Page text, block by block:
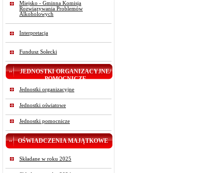
Miejsko - Gminna Komisja
Rozwiązywania Problemów
Alkoholowych
Interpretacja
Fundusz Sołecki
JEDNOSTKI ORGANIZACYJNE/
POMOCNICZE
Jednostki organizacyjne
Jednostki oświatowe
Jednostki pomocnicze
OŚWIADCZENIA MAJĄTKOWE
Składane w roku 2025